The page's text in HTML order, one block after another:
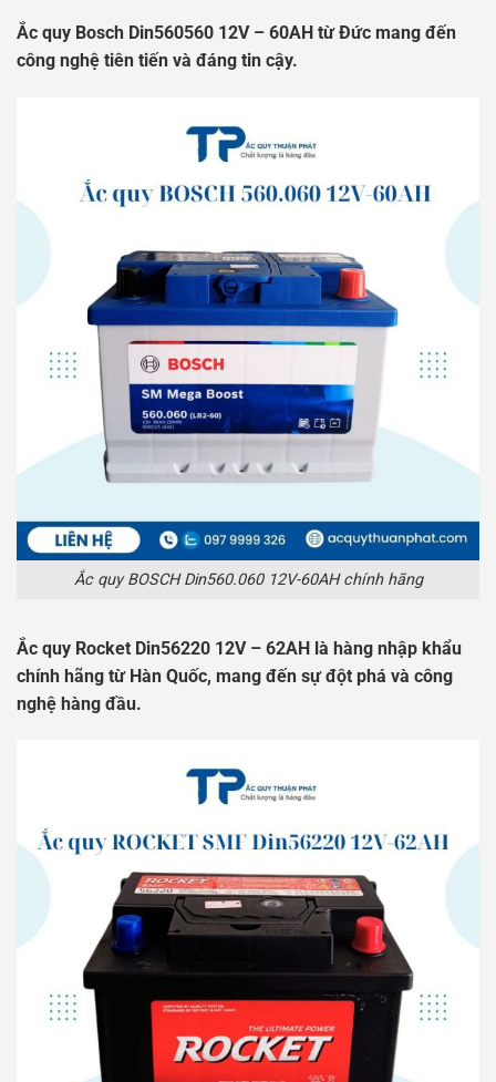
Ắc quy Bosch Din560560 12V – 60AH từ Đức mang đến
công nghệ tiên tiến và đáng tin cậy.
Ắc quy BOSCH Din560.060 12V-60AH chính hãng
Ắc quy Rocket Din56220 12V – 62AH là hàng nhập khẩu
chính hãng từ Hàn Quốc, mang đến sự đột phá và công
nghệ hàng đầu.